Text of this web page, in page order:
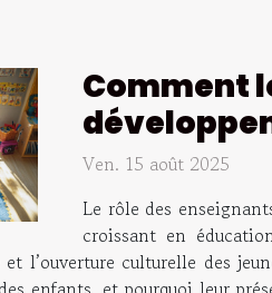
Comment
Ven. 15 août 2025
Le rôle des
croissant en
et l’ouverture culturelle des